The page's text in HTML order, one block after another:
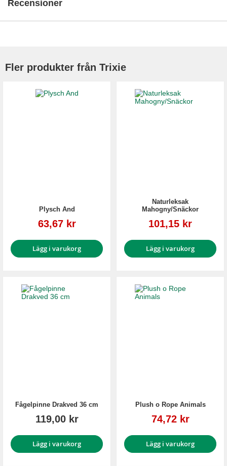
Recensioner
Fler produkter från Trixie
Plysch And
Reapris
63,67 kr
Lägg i varukorg
Naturleksak
Mahogny/Snäckor
Reapris
101,15 kr
Lägg i varukorg
Fågelpinne Drakved 36 cm
119,00 kr
Lägg i varukorg
Plush o Rope Animals
Reapris
74,72 kr
Lägg i varukorg